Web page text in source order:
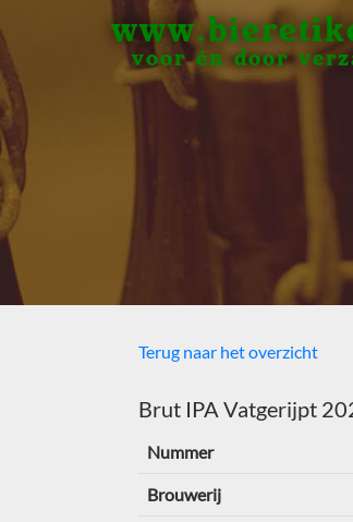
voor én door
Terug naar het overzicht
Brut IPA Vatgerijpt
Nummer
Brouwerij